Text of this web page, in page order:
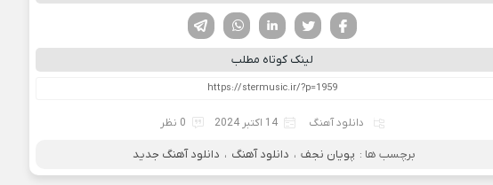
لینکدین تویتر
فیسوک
لینک کوتاه مطلب
دانلود آهنگ 14 اکتبر 2024 0 نظر
برچسب ها : پویان نجف ، دانلود آهنگ ، دانلود آهنگ جدید